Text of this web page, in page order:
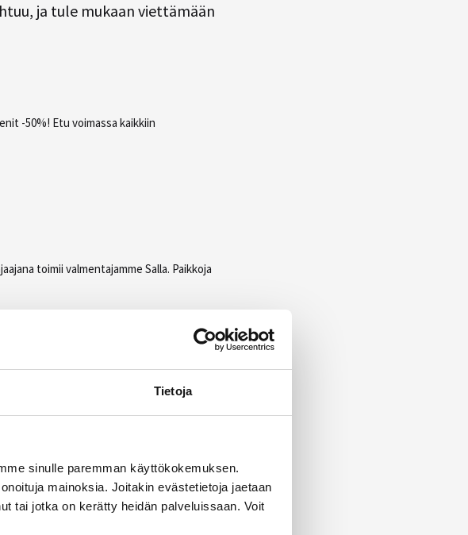
Tietoja
sinulle paremman käyttökokemuksen.
mainoksia. Joitakin evästetietoja jaetaan
tai jotka on kerätty heidän palveluissaan. Voit
ja tule mukaan viettämään
-50%! Etu voimassa kaikkiin
toimii valmentajamme Salla. Paikkoja
kanssa! Tunnelman ja tehokkuuden
Houkuttele kaveri mukaan ja haasta